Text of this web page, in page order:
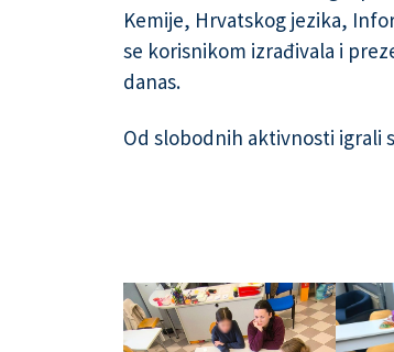
Kemije, Hrvatskog jezika,
se korisnikom izrađivala i
danas.
Od slobodnih aktivnosti igrali